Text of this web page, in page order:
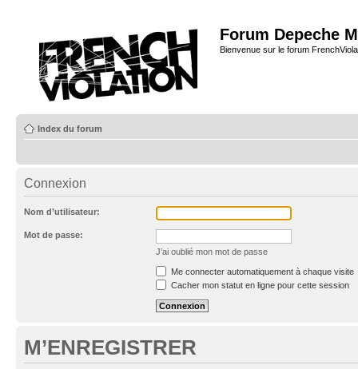
Forum Depeche
Bienvenue sur le forum
Index du forum
Connexion
Nom d’utilisateur:
Mot de passe:
J’ai oublié mon mot de passe
Me connecter automatiquement à chaque visite
Cacher mon statut en ligne pour cette session
M’ENREGISTRER